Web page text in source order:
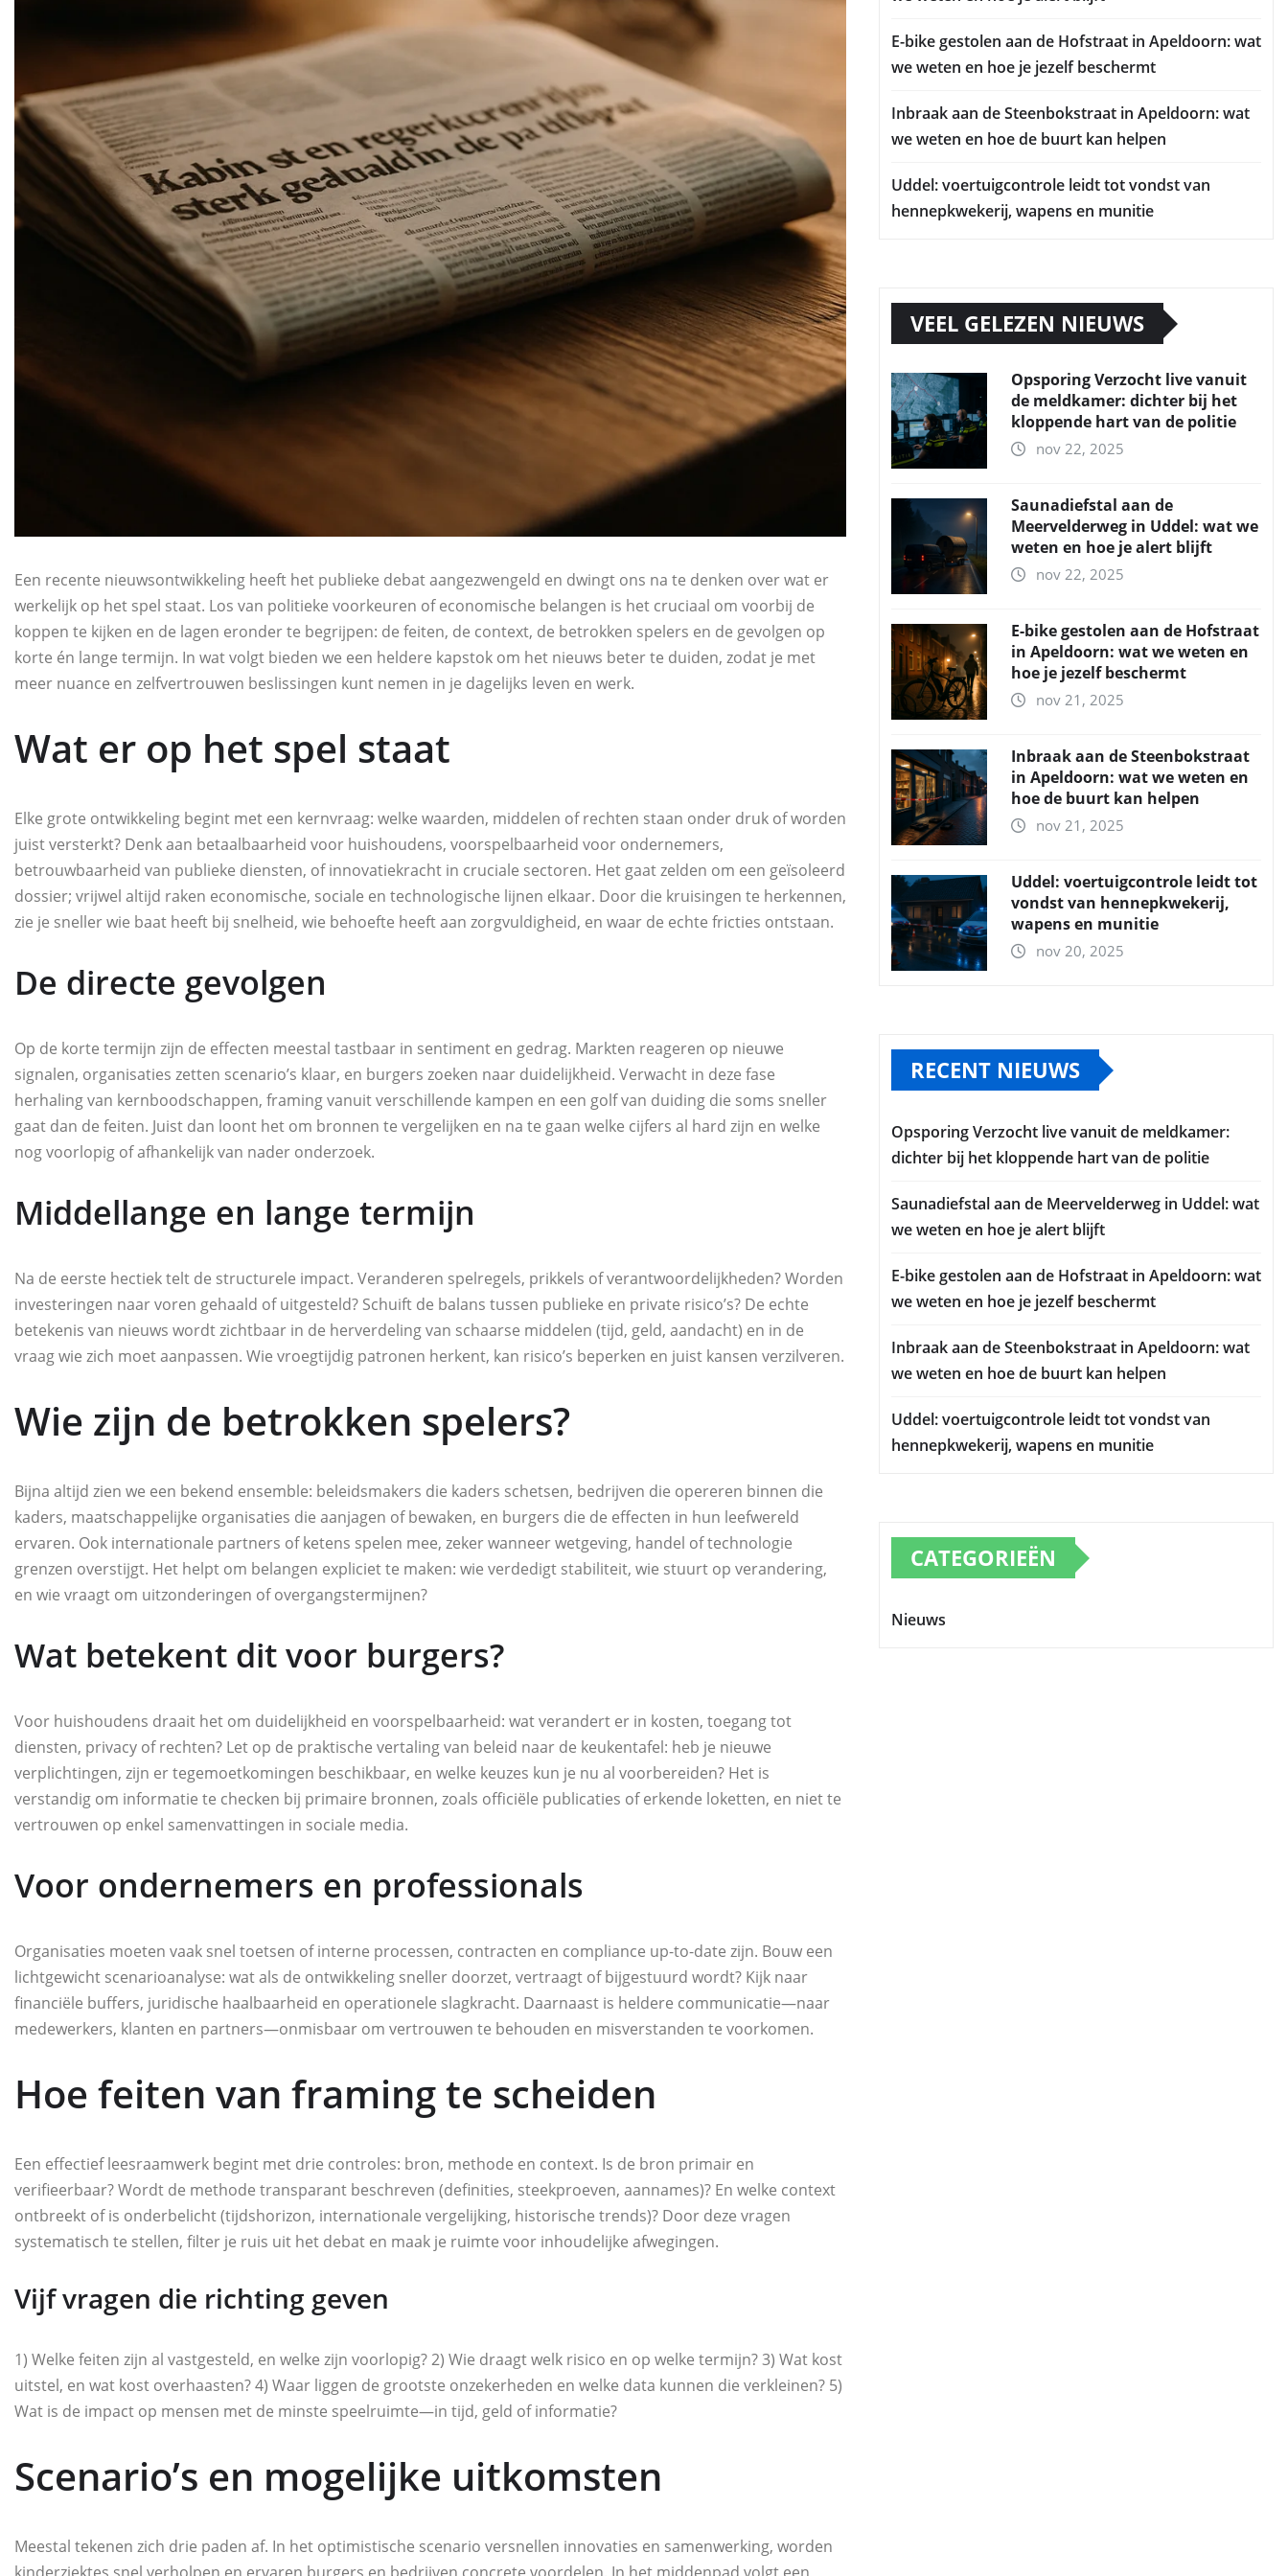
Een recente nieuwsontwikkeling heeft het publieke debat aangezwengeld en dwingt ons na te denken over wat er
werkelijk op het spel staat. Los van politieke voorkeuren of economische belangen is het cruciaal om voorbij de
koppen te kijken en de lagen eronder te begrijpen: de feiten, de context, de betrokken spelers en de gevolgen op
korte én lange termijn. In wat volgt bieden we een heldere kapstok om het nieuws beter te duiden, zodat je met
meer nuance en zelfvertrouwen beslissingen kunt nemen in je dagelijks leven en werk.
Wat er op het spel staat
Elke grote ontwikkeling begint met een kernvraag: welke waarden, middelen of rechten staan onder druk of worden
juist versterkt? Denk aan betaalbaarheid voor huishoudens, voorspelbaarheid voor ondernemers,
betrouwbaarheid van publieke diensten, of innovatiekracht in cruciale sectoren. Het gaat zelden om een geïsoleerd
dossier; vrijwel altijd raken economische, sociale en technologische lijnen elkaar. Door die kruisingen te herkennen,
zie je sneller wie baat heeft bij snelheid, wie behoefte heeft aan zorgvuldigheid, en waar de echte fricties ontstaan.
De directe gevolgen
Op de korte termijn zijn de effecten meestal tastbaar in sentiment en gedrag. Markten reageren op nieuwe
signalen, organisaties zetten scenario’s klaar, en burgers zoeken naar duidelijkheid. Verwacht in deze fase
herhaling van kernboodschappen, framing vanuit verschillende kampen en een golf van duiding die soms sneller
gaat dan de feiten. Juist dan loont het om bronnen te vergelijken en na te gaan welke cijfers al hard zijn en welke
nog voorlopig of afhankelijk van nader onderzoek.
Middellange en lange termijn
Na de eerste hectiek telt de structurele impact. Veranderen spelregels, prikkels of verantwoordelijkheden? Worden
investeringen naar voren gehaald of uitgesteld? Schuift de balans tussen publieke en private risico’s? De echte
betekenis van nieuws wordt zichtbaar in de herverdeling van schaarse middelen (tijd, geld, aandacht) en in de
vraag wie zich moet aanpassen. Wie vroegtijdig patronen herkent, kan risico’s beperken en juist kansen verzilveren.
Wie zijn de betrokken spelers?
Bijna altijd zien we een bekend ensemble: beleidsmakers die kaders schetsen, bedrijven die opereren binnen die
kaders, maatschappelijke organisaties die aanjagen of bewaken, en burgers die de effecten in hun leefwereld
ervaren. Ook internationale partners of ketens spelen mee, zeker wanneer wetgeving, handel of technologie
grenzen overstijgt. Het helpt om belangen expliciet te maken: wie verdedigt stabiliteit, wie stuurt op verandering,
en wie vraagt om uitzonderingen of overgangstermijnen?
Wat betekent dit voor burgers?
Voor huishoudens draait het om duidelijkheid en voorspelbaarheid: wat verandert er in kosten, toegang tot
diensten, privacy of rechten? Let op de praktische vertaling van beleid naar de keukentafel: heb je nieuwe
verplichtingen, zijn er tegemoetkomingen beschikbaar, en welke keuzes kun je nu al voorbereiden? Het is
verstandig om informatie te checken bij primaire bronnen, zoals officiële publicaties of erkende loketten, en niet te
vertrouwen op enkel samenvattingen in sociale media.
Voor ondernemers en professionals
Organisaties moeten vaak snel toetsen of interne processen, contracten en compliance up-to-date zijn. Bouw een
lichtgewicht scenarioanalyse: wat als de ontwikkeling sneller doorzet, vertraagt of bijgestuurd wordt? Kijk naar
financiële buffers, juridische haalbaarheid en operationele slagkracht. Daarnaast is heldere communicatie—naar
medewerkers, klanten en partners—onmisbaar om vertrouwen te behouden en misverstanden te voorkomen.
Hoe feiten van framing te scheiden
Een effectief leesraamwerk begint met drie controles: bron, methode en context. Is de bron primair en
verifieerbaar? Wordt de methode transparant beschreven (definities, steekproeven, aannames)? En welke context
ontbreekt of is onderbelicht (tijdshorizon, internationale vergelijking, historische trends)? Door deze vragen
systematisch te stellen, filter je ruis uit het debat en maak je ruimte voor inhoudelijke afwegingen.
Vijf vragen die richting geven
1) Welke feiten zijn al vastgesteld, en welke zijn voorlopig? 2) Wie draagt welk risico en op welke termijn? 3) Wat kost
uitstel, en wat kost overhaasten? 4) Waar liggen de grootste onzekerheden en welke data kunnen die verkleinen? 5)
Wat is de impact op mensen met de minste speelruimte—in tijd, geld of informatie?
Scenario’s en mogelijke uitkomsten
Meestal tekenen zich drie paden af. In het optimistische scenario versnellen innovaties en samenwerking, worden
E-bike gestolen aan de Hofstraat in Apeldoorn: wat
we weten en hoe je jezelf beschermt
Inbraak aan de Steenbokstraat in Apeldoorn: wat
we weten en hoe de buurt kan helpen
Uddel: voertuigcontrole leidt tot vondst van
hennepkwekerij, wapens en munitie
VEEL GELEZEN NIEUWS
Opsporing Verzocht live vanuit
de meldkamer: dichter bij het
kloppende hart van de politie
nov 22, 2025
Saunadiefstal aan de
Meervelderweg in Uddel: wat we
weten en hoe je alert blijft
nov 22, 2025
E-bike gestolen aan de Hofstraat
in Apeldoorn: wat we weten en
hoe je jezelf beschermt
nov 21, 2025
Inbraak aan de Steenbokstraat
in Apeldoorn: wat we weten en
hoe de buurt kan helpen
nov 21, 2025
Uddel: voertuigcontrole leidt tot
vondst van hennepkwekerij,
wapens en munitie
nov 20, 2025
RECENT NIEUWS
Opsporing Verzocht live vanuit de meldkamer:
dichter bij het kloppende hart van de politie
Saunadiefstal aan de Meervelderweg in Uddel: wat
we weten en hoe je alert blijft
E-bike gestolen aan de Hofstraat in Apeldoorn: wat
we weten en hoe je jezelf beschermt
Inbraak aan de Steenbokstraat in Apeldoorn: wat
we weten en hoe de buurt kan helpen
Uddel: voertuigcontrole leidt tot vondst van
hennepkwekerij, wapens en munitie
CATEGORIEËN
Nieuws